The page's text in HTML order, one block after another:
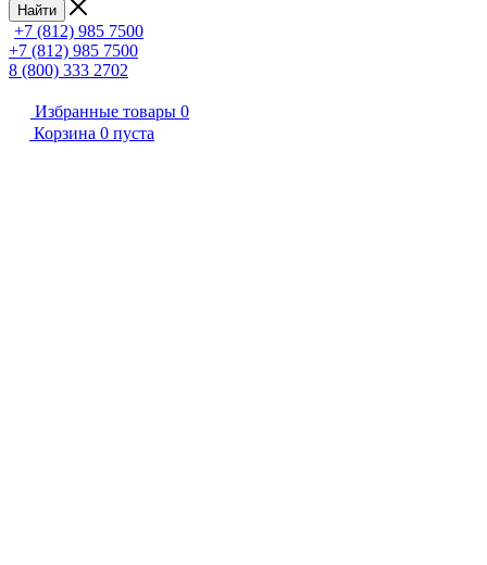
Найти
+7 (812) 985 7500
+7 (812) 985 7500
8 (800) 333 2702
Избранные товары 0
Корзина 0 пуста